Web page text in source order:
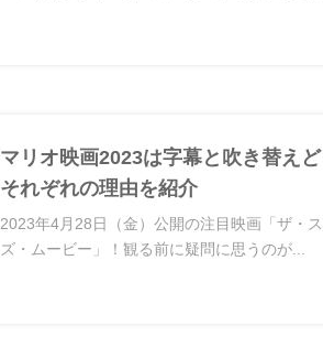
マリオ映画2023は字幕と吹き替え
それぞれの理由を紹介
2023年4月28日（金）公開の注目映画「ザ・
ズ・ムービー」！観る前に疑問に思うのが...